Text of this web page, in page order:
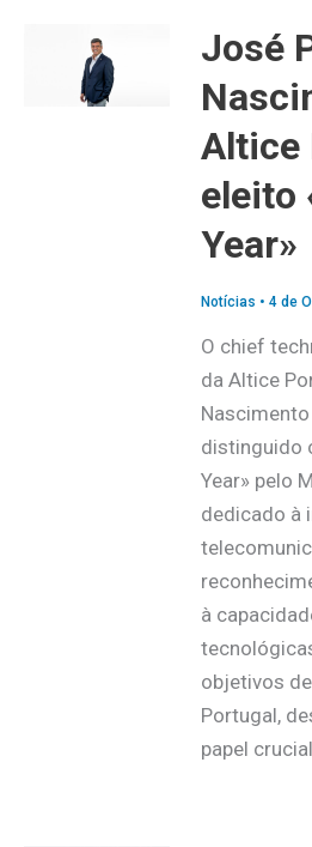
José
Altice
eleito
Year»
Notícias • 4 de
O chief
da Altice
distinguido
Year» pelo
dedicado à
à
objetivos
Portugal,
papel